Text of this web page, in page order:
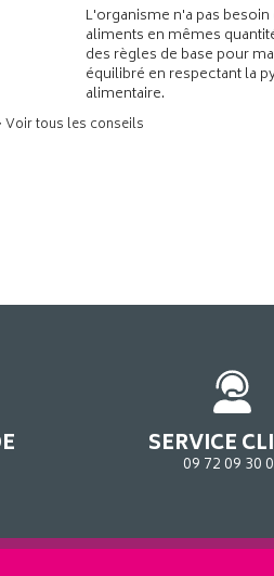
L'organisme n'a pas
aliments en mêmes
des règles de base pour
équilibré en respectant la
alimentaire.
Voir tous les conseils
SERVICE
09 72 09 30